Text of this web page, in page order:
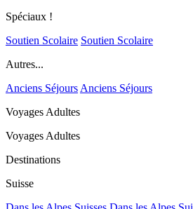
Spéciaux !
Soutien Scolaire Soutien Scolaire
Autres...
Anciens SéjoursAnciens Séjours
Voyages Adultes
Voyages Adultes
Destinations
Suisse